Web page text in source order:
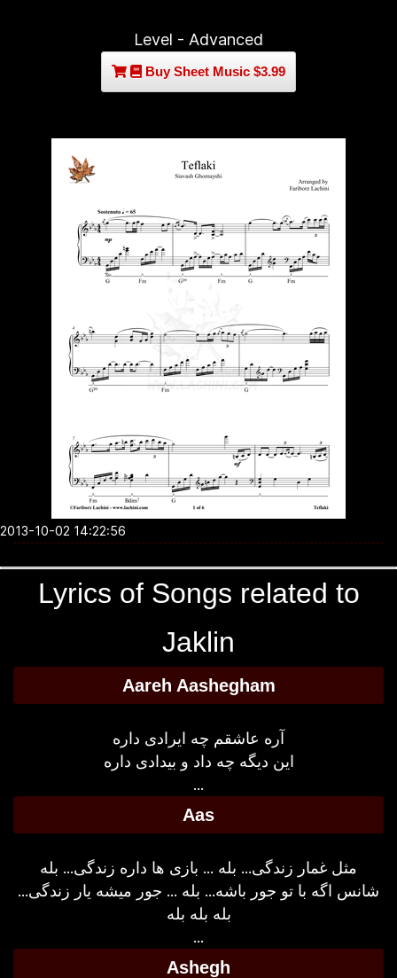
Level - Advanced
Buy Sheet Music $3.99
2013-10-02 14:22:56
Lyrics of Songs related to
Jaklin
Aareh Aashegham
آره عاشقم چه ایرادی داره
این دیگه چه داد و بیدادی داره
...
Aas
مثل غمار زندگی... بله ... بازی ها داره زندگی... بله
شانس اگه با تو جور باشه... بله ... جور میشه یار زندگی...
بله بله بله
...
Ashegh